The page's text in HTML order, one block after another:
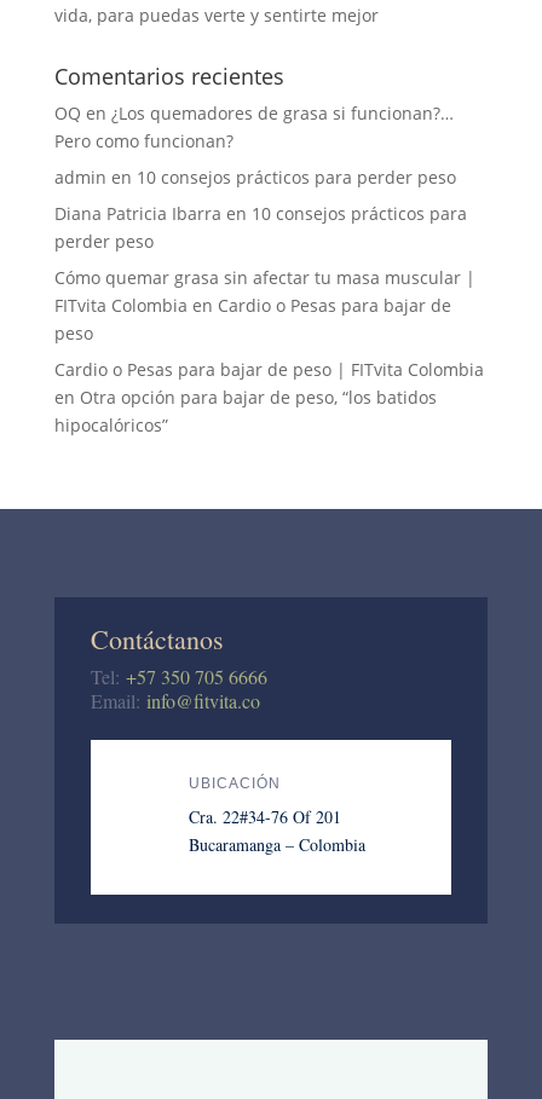
vida, para puedas verte y sentirte mejor
Comentarios recientes
OQ en ¿Los quemadores de grasa si funcionan?…
Pero como funcionan?
admin en 10 consejos prácticos para perder peso
Diana Patricia Ibarra en 10 consejos prácticos para
perder peso
Cómo quemar grasa sin afectar tu masa muscular |
FITvita Colombia en Cardio o Pesas para bajar de
peso
Cardio o Pesas para bajar de peso | FITvita Colombia
en Otra opción para bajar de peso, “los batidos
hipocalóricos”
Contáctanos
Tel: +57 350 705 6666
Email: info@fitvita.co
UBICACIÓN
Cra. 22#34-76 Of 201
Bucaramanga – Colombia